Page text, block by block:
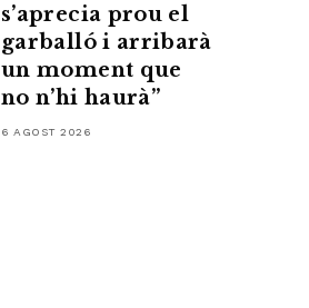
s’aprecia prou el
garballó i arribarà
un moment que
no n’hi haurà”
6 AGOST 2026